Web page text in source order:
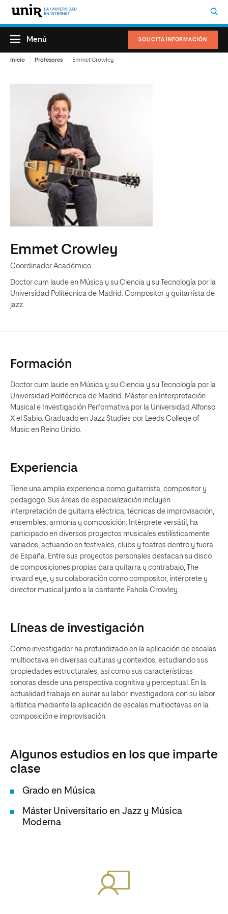
SOLICITA INFORMACIÓN
Menú
Inicio Profesores Emmet Crowley
Emmet Crowley
Coordinador Académico
Doctor cum laude en Música y su Ciencia y su Tecnología por la
Universidad Politécnica de Madrid. Compositor y guitarrista de
jazz.
Formación
Doctor cum laude en Música y su Ciencia y su Tecnología por la
Universidad Politécnica de Madrid. Máster en Interpretación
Musical e Investigación Performativa por la Universidad Alfonso
X el Sabio. Graduado en Jazz Studies por Leeds College of
Music en Reino Unido.
Experiencia
Tiene una amplia experiencia como guitarrista, compositor y
pedagogo. Sus áreas de especialización incluyen
interpretación de guitarra eléctrica, técnicas de improvisación,
ensembles, armonía y composición. Intérprete versátil, ha
participado en diversos proyectos musicales estilísticamente
variados, actuando en festivales, clubs y teatros dentro y fuera
de España. Entre sus proyectos personales destacan su disco
de composiciones propias para guitarra y contrabajo, The
inward eye, y su colaboración como compositor, intérprete y
director musical junto a la cantante Pahola Crowley.
Líneas de investigación
Como investigador ha profundizado en la aplicación de escalas
multioctava en diversas culturas y contextos, estudiando sus
propiedades estructurales, así como sus características
sonoras desde una perspectiva cognitiva y perceptual. En la
actualidad trabaja en aunar su labor investigadora con su labor
artística mediante la aplicación de escalas multioctavas en la
composición e improvisación.
Algunos estudios en los que imparte
clase
Grado en Música
Máster Universitario en Jazz y Música
Moderna